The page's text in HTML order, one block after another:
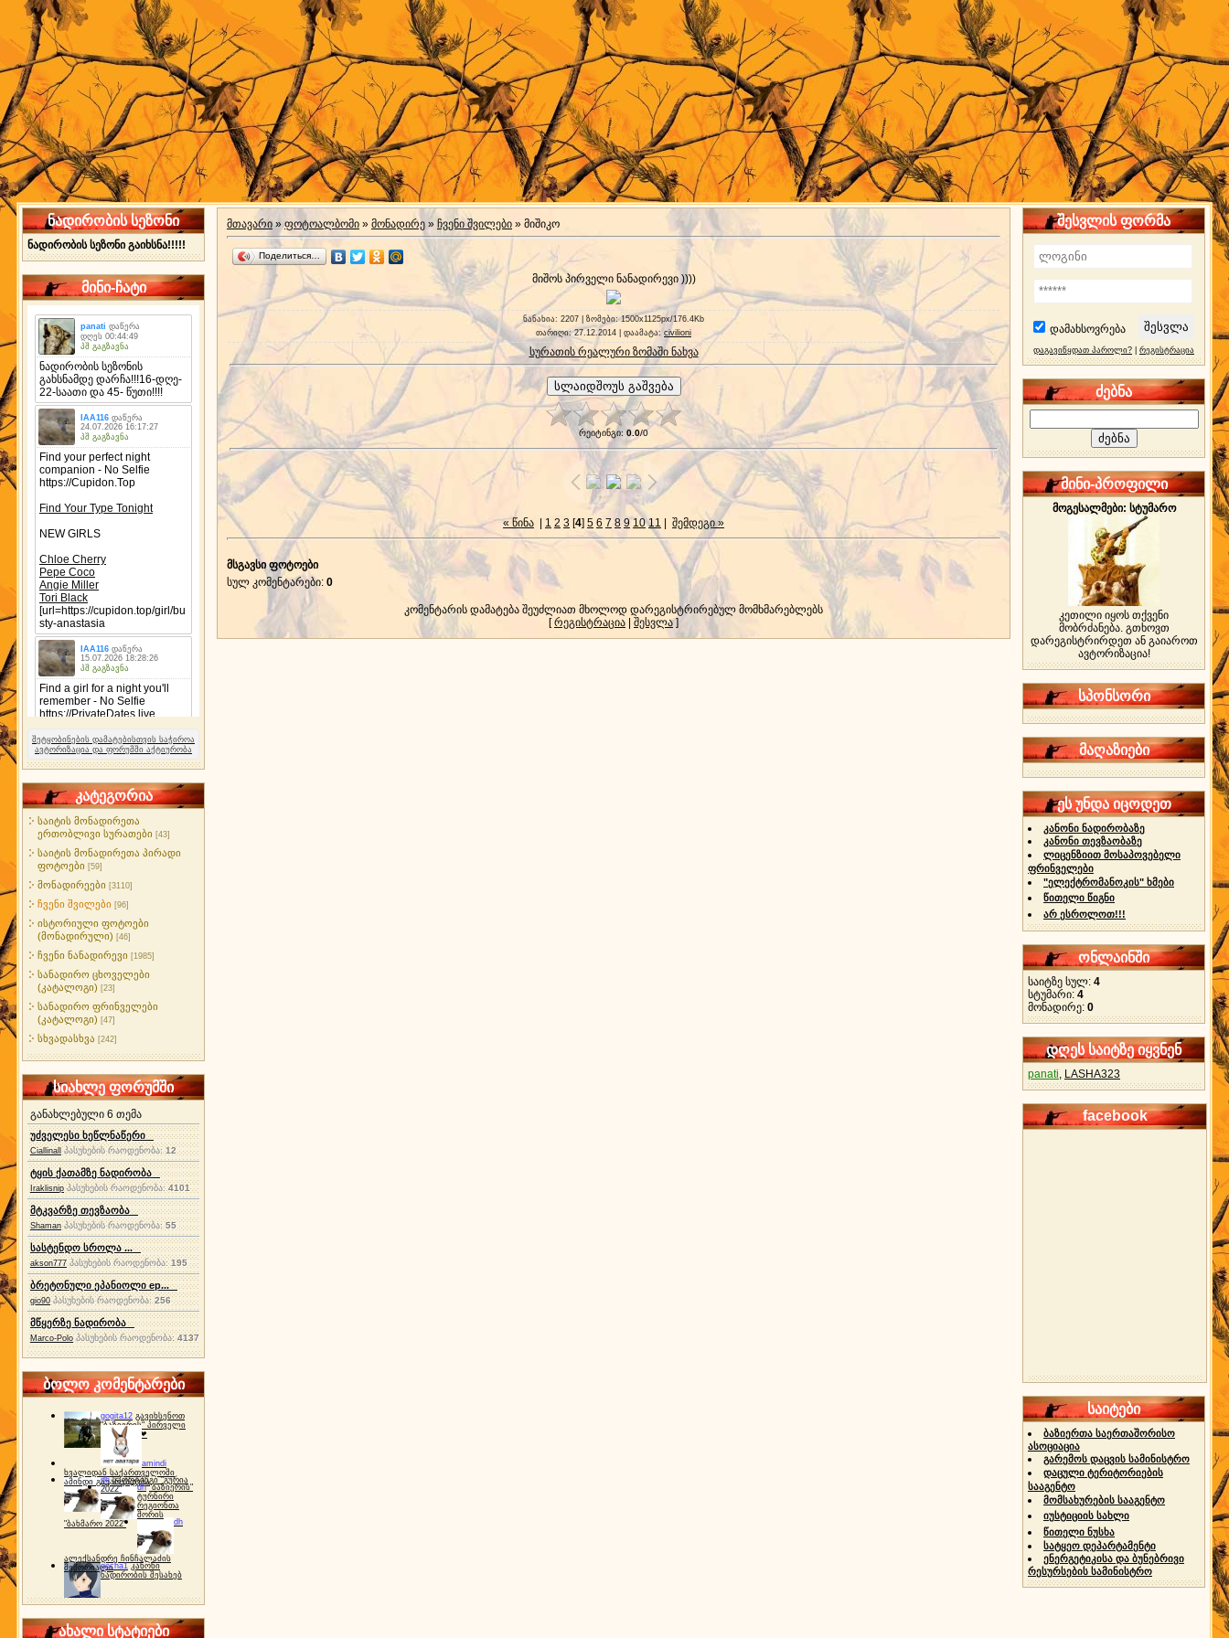
ნადირობის სეზონი
ნადირობის სეზონი გაიხსნა!!!!!
მინი-ჩატი
შეტყობინების დამატებისთვის საჭიროა
ავტორიზაცია და ფორუმში აქტიურობა
კატეგორია
საიტის მონადირეთა
ერთობლივი სურათები [43]
საიტის მონადირეთა პირადი
ფოტოები [59]
მონადირეები [3110]
ჩვენი შვილები [96]
ისტორიული ფოტოები
(მონადირული) [46]
ჩვენი ნანადირევი [1985]
სანადირო ცხოველები
(კატალოგი) [23]
სანადირო ფრინველები
(კატალოგი) [47]
სხვადასხვა [242]
სიახლე ფორუმში
განახლებული 6 თემა
უძველესი ხეწლნაწერი
Ciallinall პასუხების რაოდენობა:12
ტყის ქათამზე ნადირობა
Iraklisnip პასუხების რაოდენობა: 4101
მტკვარზე თევზაობა
Shaman პასუხების რაოდენობა:55
სასტენდო სროლა ...
akson777 პასუხების რაოდენობა:195
ბრეტონული ეპანიოლი ep...
gio90 პასუხების რაოდენობა:256
მწყერზე ნადირობა
Marco-Polo პასუხების რაოდენობა:4137
ბოლო კომენტარები
gogita12 გავიხსენოთ
"ბაზიერის" პირველი
ტურნირი ❤
amindi
ხვალიდან საქართველოში
ამინდი გაუარესდება
dh სპორტინგი "გურია
2022"
dh "ბაზიერის"
ტურნირი
რეგიონთა
შორის
"ბახმარო 2022"
dh
ალექსანდრე ჩინჩალაძის
მემორიალიgocha1 კანონი
ნადირობის შესახებ
ახალი სტატიები
მთავარი » ფოტოალბომი » მონადირე » ჩვენი შვილები » მიშიკო
Поделиться…
მიშოს პირველი ნანადირევი ))))
ნანახია: 2207 | ზომები: 1500x1125px/176.4Kb
თარიღი: 27.12.2014 | დაამატა: civilioni
სურათის რეალური ზომაში ნახვა
რეიტინგი: 0.0/0
« წინა 1 2 3 [4] 5 6 7 8 9 10 11 შემდეგი »
მსგავსი ფოტოები
სულ კომენტარები: 0
კომენტარის დამატება შეუძლიათ მხოლოდ დარეგისტრირებულ მომხმარებლებს
[რეგისტრაცია შესვლა]
შესვლის ფორმა
დამახსოვრება
დაგავიწყდათ პაროლი? რეგისტრაცია
ძებნა
მინი-პროფილი
მოგესალმები: სტუმარო
კეთილი იყოს თქვენი
მობრძანება. გთხოვთ
დარეგისტრირდეთ ან გაიაროთ
ავტორიზაცია!
სპონსორი
მაღაზიები
ეს უნდა იცოდეთ
კანონი ნადირობაზე
კანონი თევზაობაზე
ლიცენზიით მოსაპოვებელი
ფრინველები
"ელექტრომანოკის" ხმები
წითელი წიგნი
არ ესროლოთ!!!
ონლაინში
საიტზე სულ: 4
სტუმარი: 4
მონადირე: 0
დღეს საიტზე იყვნენ
panati, LASHA323
facebook
საიტები
ბაზიერთა საერთაშორისო
ასოციაცია
გარემოს დაცვის სამინისტრო
დაცული ტერიტორიების
სააგენტო
მომსახურების სააგენტო
იუსტიციის სახლი
წითელი ნუსხა
სატყეო დეპარტამენტი
ენერგეტიკისა და ბუნებრივი
რესურსების სამინისტრო